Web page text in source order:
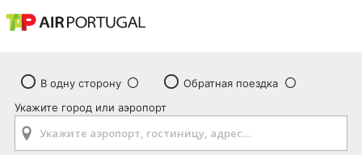
В одну сторону
Обратная поездка
Укажите город или аэропорт